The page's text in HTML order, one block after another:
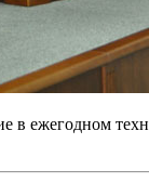
в ежегодном